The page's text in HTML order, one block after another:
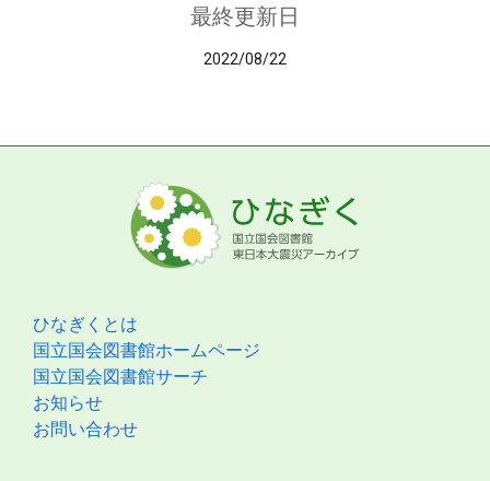
最終更新日
2022/08/22
ひなぎくとは
国立国会図書館ホームページ
国立国会図書館サーチ
お知らせ
お問い合わせ